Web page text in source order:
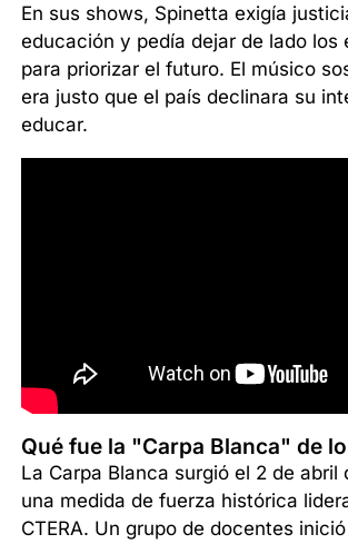
En sus shows, Spinetta exigía
educación y pedía dejar de lado los
para priorizar el futuro. El músico
era justo que el país declinara su
educar.
Qué fue la "Carpa Blanca" de
La Carpa Blanca surgió el 2 de abril
una medida de fuerza histórica
CTERA. Un grupo de docentes